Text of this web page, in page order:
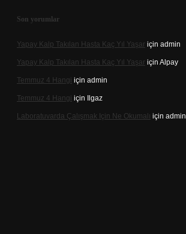
Son yorumlar
Yapay Kalp Takılan Hasta Kaç Yıl Yaşar için admin
Yapay Kalp Takılan Hasta Kaç Yıl Yaşar için Alpay
Temmuz 4 Hangi için admin
Temmuz 4 Hangi için Ilgaz
Laboratuvarda Çalışmak Için Ne Okumalı için admin